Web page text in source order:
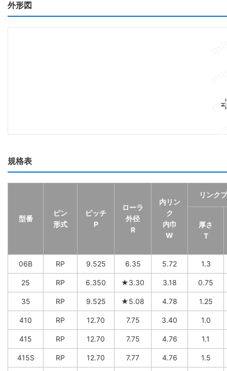
外形図
規格表
型番
ピン
形式
ピッチ
P
ローラ
外径
R
内リン
ク
内巾
W
リンク
厚さ
T
06B RP 9.525 6.35 5.72 1.3
25 RP 6.350 ★3.30 3.18 0.75
35 RP 9.525 ★5.08 4.78 1.25
410 RP 12.70 7.75 3.40 1.0
415 RP 12.70 7.75 4.76 1.1
415S RP 12.70 7.77 4.76 1.5